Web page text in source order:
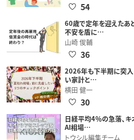
54
60歳で定年を迎えたあ
不安を盾に…
山崎 俊輔
36
2026年も下半期に突入
い家計と…
横田 健一
30
日経平均4％の急落、キ
AI相場…
トウシル編集チーム